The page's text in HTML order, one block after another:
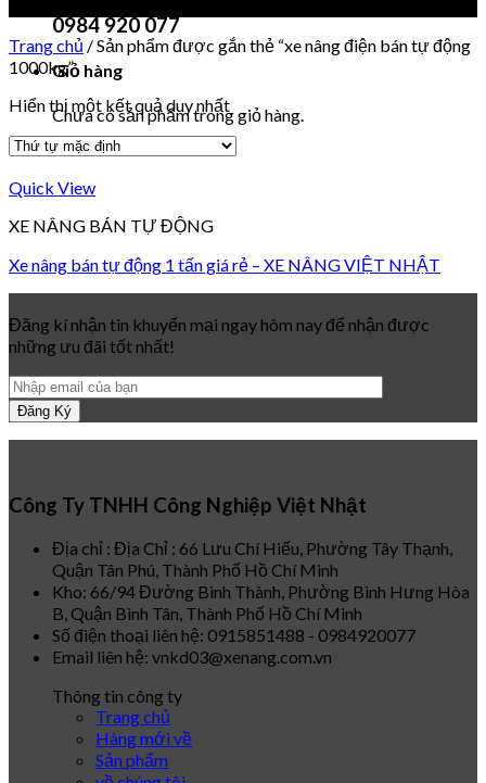
0984 920 077
Giỏ hàng
Chưa có sản phẩm trong giỏ hàng.
Trang chủ /Sản phẩm được gắn thẻ “xe nâng điện bán tự động
1000kg”
Hiển thị một kết quả duy nhất
Quick View
XE NÂNG BÁN TỰ ĐỘNG
Xe nâng bán tự động 1 tấn giá rẻ – XE NÂNG VIỆT NHẬT
Đăng kí nhận tin khuyến mại ngay hôm nay để nhận được
những ưu đãi tốt nhất!
Công Ty TNHH Công Nghiệp Việt Nhật
Địa chỉ : Địa Chỉ : 66 Lưu Chí Hiếu, Phường Tây Thạnh,
Quận Tân Phú, Thành Phố Hồ Chí Minh
Kho: 66/94 Đường Bình Thành, Phường Bình Hưng Hòa
B, Quận Bình Tân, Thành Phố Hồ Chí Minh
Số điện thoại liên hệ: 0915851488 - 0984920077
Email liên hệ: vnkd03@xenang.com.vn
Thông tin công ty
Trang chủ
Hàng mới về
Sản phẩm